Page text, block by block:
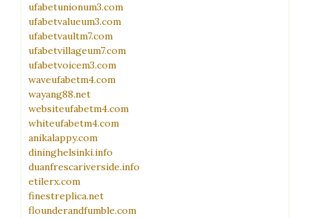
ufabetunionum3.com
ufabetvalueum3.com
ufabetvaultm7.com
ufabetvillageum7.com
ufabetvoicem3.com
waveufabetm4.com
wayang88.net
websiteufabetm4.com
whiteufabetm4.com
anikalappy.com
dininghelsinki.info
duanfrescariverside.info
etilerx.com
finestreplica.net
flounderandfumble.com